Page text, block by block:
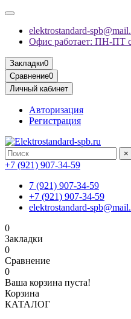
elektrostandard-
Офис работает: ПН-ПТ
Закладки0
Сравнение0
Личный кабинет
Авторизация
Регистрация
×
+7 (921) 907-34-59
7 (921) 907-34-59
+7 (921) 907-34-59
elektrostandard-
0
Закладки
0
Сравнение
0
Ваша корзина пуста!
Корзина
КАТАЛОГ